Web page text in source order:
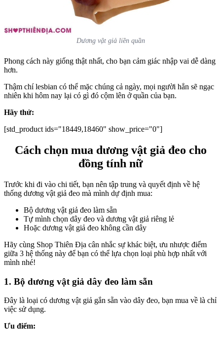
Dương vật giả liền quần
Phong cách này giống thật nhất, cho bạn cảm giác nhập vai dễ dàng
hơn.
Thậm chí lesbian có thể mặc chúng cả ngày, mọi người hẳn sẽ ngạc
nhiên khi hôm nay lại có gì đó cộm lên ở quần của bạn.
Hãy thử:
[std_product ids="18449,18460" show_price="0"]
Cách chọn mua dương vật giả đeo cho
đồng tính nữ
Trước khi đi vào chi tiết, bạn nên tập trung và quyết định về hệ
thống dương vật giả đeo mà mình dự định mua:
Bộ dương vật giả đeo làm sẵn
Tự mình chọn dây đeo và dương vật giả riêng lẻ
Hoặc dương vật giả đeo không cần dây
Hãy cùng Shop Thiên Địa cân nhắc sự khác biệt, ưu nhược điểm
giữa 3 hệ thống này để bạn có thể lựa chọn loại phù hợp nhất với
mình nhé!
1. Bộ dương vật giả dây đeo làm sẵn
Đây là loại có dương vật giả gắn sẵn vào dây đeo, bạn mua về là chỉ
việc sử dụng.
Ưu điểm: